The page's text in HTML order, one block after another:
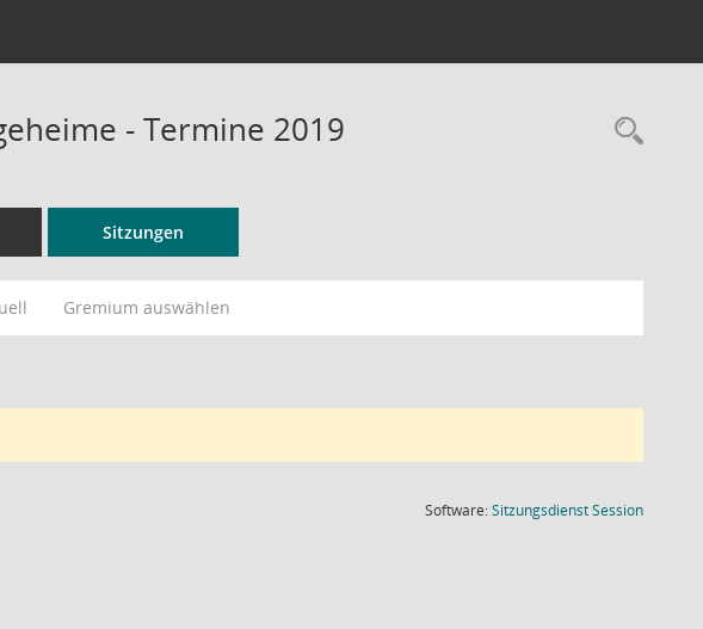
- Termine 2019
Sitzungen
Gremium auswählen
Software:SitzungsdienstSession(Wird in